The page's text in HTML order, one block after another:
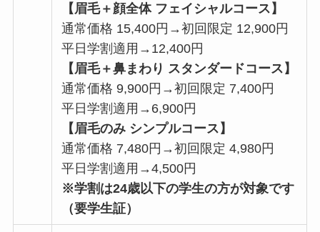
【眉毛＋顔全体 フェイシャルコース】
通常価格 15,400円→初回限定 12,900円
平日学割適用→12,400円
【眉毛＋鼻まわり スタンダードコース】
通常価格 9,900円→初回限定 7,400円
平日学割適用→6,900円
【眉毛のみ シンプルコース】
通常価格 7,480円→初回限定 4,980円
平日学割適用→4,500円
※学割は24歳以下の学生の方が対象です
（要学生証）